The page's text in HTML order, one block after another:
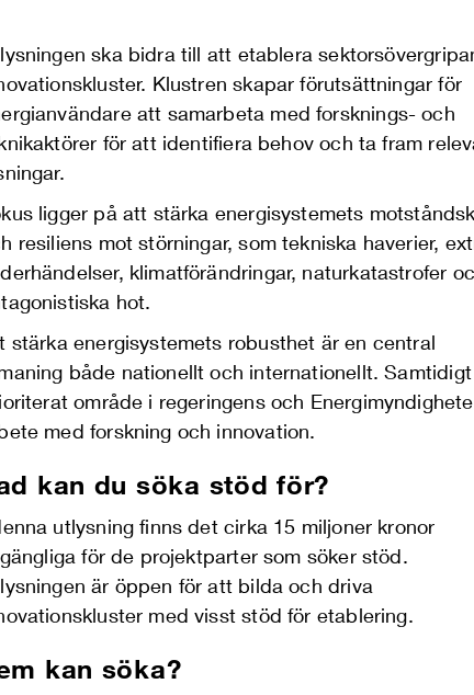
ska bidra till att etablera
Klustren skapar förutsättningar för
att samarbeta med forsknings- och
för att identifiera behov och ta fram
ligger på att stärka energisystemets
resiliens mot störningar, som tekniska haverier,
klimatförändringar, naturkatastrofer
hot.
stärka energisystemets robusthet är en central
både nationellt och internationellt.
område i regeringens och
med forskning och innovation.
kan du söka stöd för?
utlysning finns det cirka 15 miljoner kronor
för de projektparter som söker stöd.
är öppen för att bilda och driva
med visst stöd för etablering.
kan söka?